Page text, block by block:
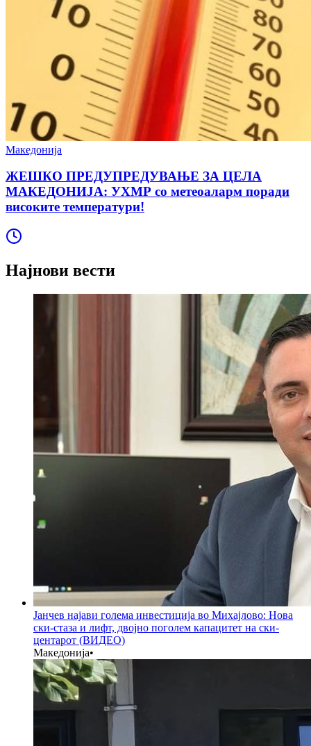
Македонија
ЖЕШКО ПРЕДУПРЕДУВАЊЕ ЗА ЦЕЛА
МАКЕДОНИЈА: УХМР со метеоаларм поради
високите температури!
Најнови вести
Јанчев најави голема инвестиција во Михајлово: Нова
ски-стаза и лифт, двојно поголем капацитет на ски-
центарот (ВИДЕО)
Македонија•